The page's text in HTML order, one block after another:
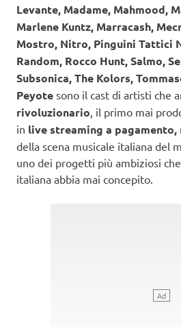
Levante, Madame, Mahmood,
Marlene Kuntz, Marracash,
Mostro, Nitro, Pinguini Tattici
Random, Rocco Hunt, Salmo,
Subsonica, The Kolors,
Peyote sono il cast di artisti che
rivoluzionario , il primo mai
in live streaming a pagamento,
della scena musicale italiana del
uno dei progetti più ambiziosi
italiana abbia mai concepito.